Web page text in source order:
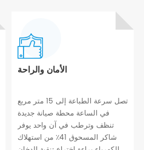
الأمان والراحة
تصل سرعة الطباعة إلى 15 متر مربع
في الساعة محطة صيانة جديدة
تنظف وترطب في آن واحد يوفر
شاكر المسحوق 41٪ من استهلاك